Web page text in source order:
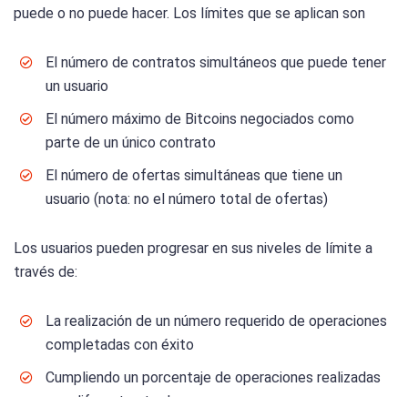
puede o no puede hacer. Los límites que se aplican son
El número de contratos simultáneos que puede tener
un usuario
El número máximo de Bitcoins negociados como
parte de un único contrato
El número de ofertas simultáneas que tiene un
usuario (nota: no el número total de ofertas)
Los usuarios pueden progresar en sus niveles de límite a
través de:
La realización de un número requerido de operaciones
completadas con éxito
Cumpliendo un porcentaje de operaciones realizadas